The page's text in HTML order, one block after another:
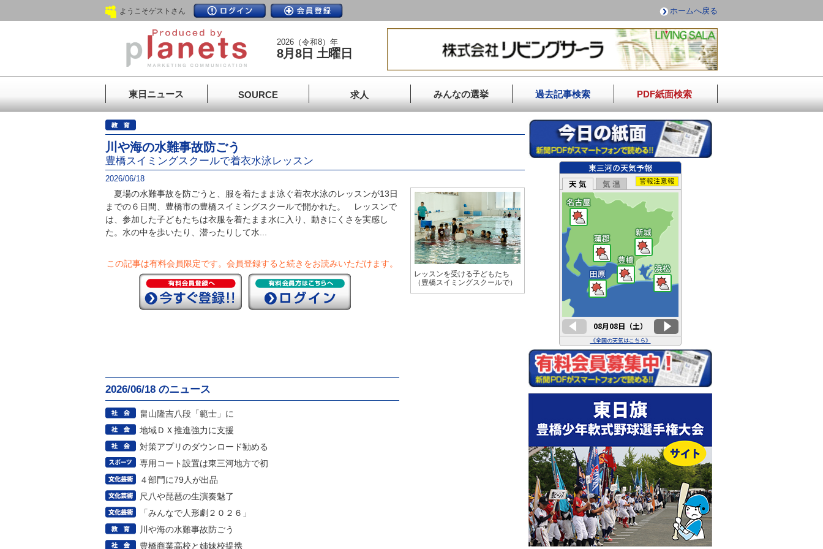
ようこそゲストさん ホームへ戻る
2026（令和8）年
8月8日 土曜日
東日ニュース SOURCE 求人 みんなの選挙 過去記事検索 PDF紙面検索
川や海の水難事故防ごう
豊橋スイミングスクールで着衣水泳レッスン
2026/06/18
夏場の水難事故を防ごうと、服を着たまま泳ぐ着衣水泳のレッスンが13日
までの６日間、豊橋市の豊橋スイミングスクールで開かれた。 レッスンで
は、参加した子どもたちは衣服を着たまま水に入り、動きにくさを実感し
た。水の中を歩いたり、潜ったりして水...
この記事は有料会員限定です。 会員登録すると続きをお読みいただけます。
2026/06/18 のニュース
畠山隆吉八段「範士」に
地域ＤＸ推進強力に支援
対策アプリのダウンロード勧める
専用コート設置は東三河地方で初
４部門に79人が出品
尺八や琵琶の生演奏魅了
「みんなで人形劇２０２６」
川や海の水難事故防ごう
豊橋商業高校と姉妹校提携
レッスンを受ける子どもたち
（豊橋スイミングスクールで）